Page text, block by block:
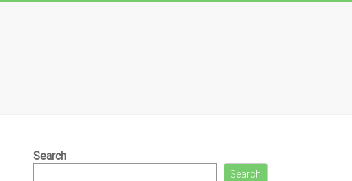
Search
Search